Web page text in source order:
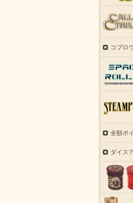
コプロ
全額ポ
ダイス